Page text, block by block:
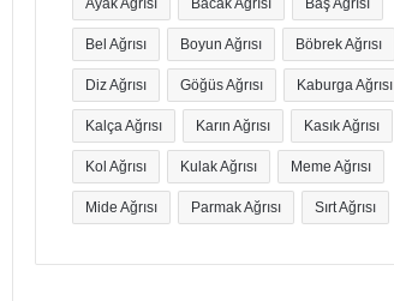
Ayak Ağrısı Bacak Ağrısı Baş Ağrısı
Bel Ağrısı Boyun Ağrısı Böbrek Ağrısı
Diz Ağrısı Göğüs Ağrısı Kaburga Ağrısı
Kalça Ağrısı Karın Ağrısı Kasık Ağrısı
Kol Ağrısı Kulak Ağrısı Meme Ağrısı
Mide Ağrısı Parmak Ağrısı Sırt Ağrısı